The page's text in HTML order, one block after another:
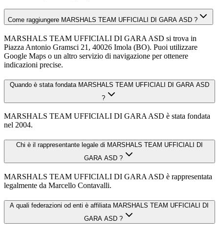
Come raggiungere MARSHALS TEAM UFFICIALI DI GARA ASD ?
MARSHALS TEAM UFFICIALI DI GARA ASD si trova in
Piazza Antonio Gramsci 21, 40026 Imola (BO). Puoi utilizzare
Google Maps o un altro servizio di navigazione per ottenere
indicazioni precise.
Quando è stata fondata MARSHALS TEAM UFFICIALI DI GARA ASD
?
MARSHALS TEAM UFFICIALI DI GARA ASD è stata fondata
nel 2004.
Chi è il rappresentante legale di MARSHALS TEAM UFFICIALI DI
GARA ASD ?
MARSHALS TEAM UFFICIALI DI GARA ASD è rappresentata
legalmente da Marcello Contavalli.
A quali federazioni od enti è affiliata MARSHALS TEAM UFFICIALI DI
GARA ASD ?